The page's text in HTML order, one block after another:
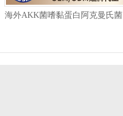
海外AKK菌嗜黏蛋白阿克曼氏菌